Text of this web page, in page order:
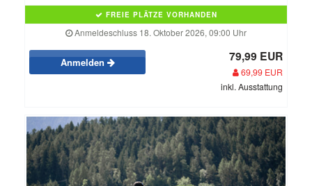
FREIE PLÄTZE VORHANDEN
Anmeldeschluss 18. Oktober 2026, 09:00 Uhr
Anmelden 79,99 EUR
69,99 EUR
inkl. Ausstattung